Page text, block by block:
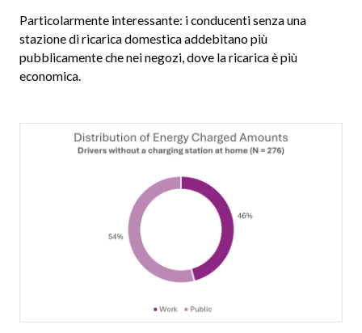
Particolarmente interessante: i conducenti senza una
stazione di ricarica domestica addebitano più
pubblicamente che nei negozi, dove la ricarica è più
economica.